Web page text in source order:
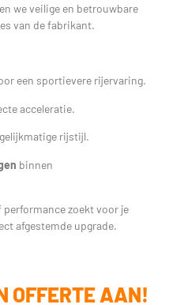
we veilige en betrouwbare
van de fabrikant.
een sportievere rijervaring.
acceleratie.
rijstijl.
binnen
performance zoekt voor je
afgestemde upgrade.
OFFERTE AAN!